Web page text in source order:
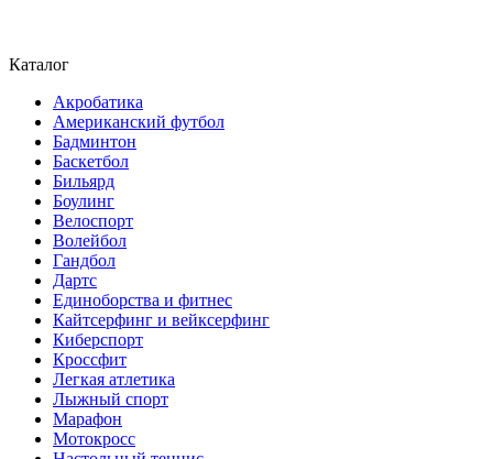
Каталог
Акробатика
Американский футбол
Бадминтон
Баскетбол
Бильярд
Боулинг
Велоспорт
Волейбол
Гандбол
Дартс
Единоборства и фитнес
Кайтсерфинг и вейксерфинг
Киберспорт
Кроссфит
Легкая атлетика
Лыжный спорт
Марафон
Мотокросс